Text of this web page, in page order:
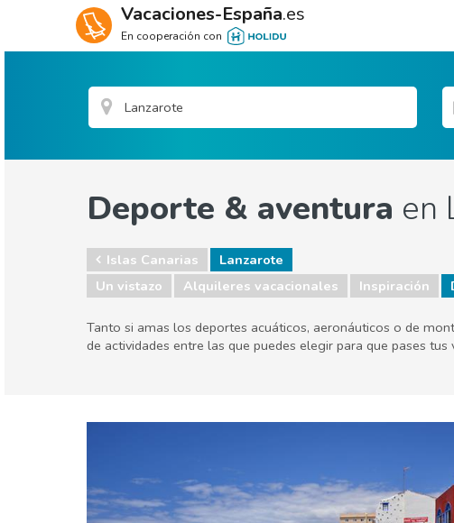
Vacaciones-España.es
En cooperación con
Deporte & aventura en
Islas Canarias
Lanzarote
Un vistazo
Alquileres vacacionales Inspiración
Tanto si amas los deportes acuáticos, aeronáuticos o de
de actividades entre las que puedes elegir para que pases